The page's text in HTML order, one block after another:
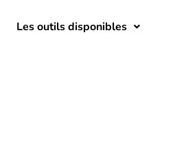
Les outils disponibles